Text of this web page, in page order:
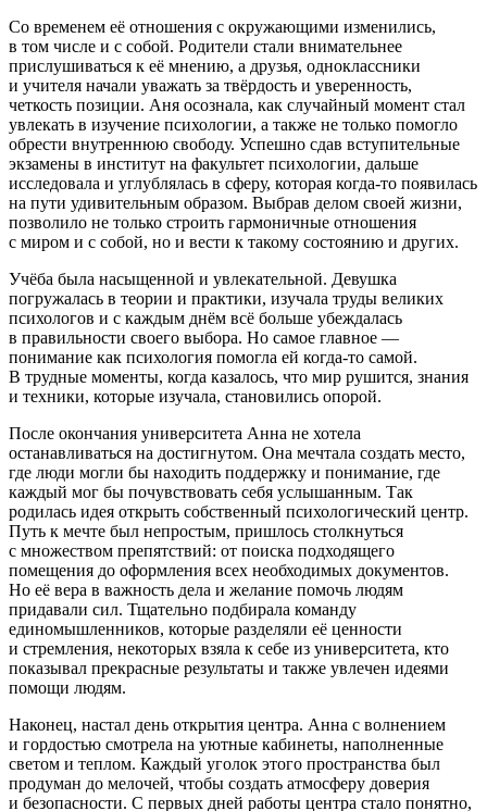
Со временем её отношения с окружающими изменились,
в том числе и с собой. Родители стали внимательнее
прислушиваться к её мнению, а друзья, одноклассники
и учителя начали уважать за твёрдость и уверенность,
четкость позиции. Аня осознала, как случайный момент стал
увлекать в изучение психологии, а также не только помогло
обрести внутреннюю свободу. Успешно сдав вступительные
экзамены в институт на факультет психологии, дальше
исследовала и углублялась в сферу, которая когда-то появилась
на пути удивительным образом. Выбрав делом своей жизни,
позволило не только строить гармоничные отношения
с миром и с собой, но и вести к такому состоянию и других.
Учёба была насыщенной и увлекательной. Девушка
погружалась в теории и практики, изучала труды великих
психологов и с каждым днём всё больше убеждалась
в правильности своего выбора. Но самое главное —
понимание как психология помогла ей когда-то самой.
В трудные моменты, когда казалось, что мир рушится, знания
и техники, которые изучала, становились опорой.
После окончания университета Анна не хотела
останавливаться на достигнутом. Она мечтала создать место,
где люди могли бы находить поддержку и понимание, где
каждый мог бы почувствовать себя услышанным. Так
родилась идея открыть собственный психологический центр.
Путь к мечте был непростым, пришлось столкнуться
с множеством препятствий: от поиска подходящего
помещения до оформления всех необходимых документов.
Но её вера в важность дела и желание помочь людям
придавали сил. Тщательно подбирала команду
единомышленников, которые разделяли её ценности
и стремления, некоторых взяла к себе из университета, кто
показывал прекрасные результаты и также увлечен идеями
помощи людям.
Наконец, настал день открытия центра. Анна с волнением
и гордостью смотрела на уютные кабинеты, наполненные
светом и теплом. Каждый уголок этого пространства был
продуман до мелочей, чтобы создать атмосферу доверия
и безопасности. С первых дней работы центра стало понятно,